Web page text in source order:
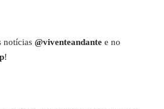
notícias @viventeandante e no
!